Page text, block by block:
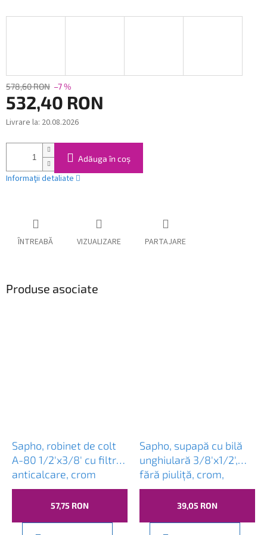
578,60 RON –7 %
532,40 RON
Evaluare
Livrare la: 20.08.2026
Adăuga în coş
Informaţii detaliate
ÎNTREABĂ VIZUALIZARE PARTAJARE
Produse asociate
Sapho, robinet de colt
A-80 1/2'x3/8' cu filtru,
anticalcare, crom
57,75 RON
Sapho, supapă cu bilă
unghiulară 3/8'x1/2',
fără piuliţă, crom,
pereche
39,05 RON